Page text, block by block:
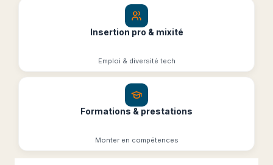
Insertion pro & mixité
Emploi & diversité tech
Formations & prestations
Monter en compétences